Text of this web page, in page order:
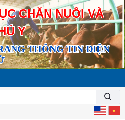
CHĂN NUÔI VÀ
Y
THÔNG TIN ĐIỆN